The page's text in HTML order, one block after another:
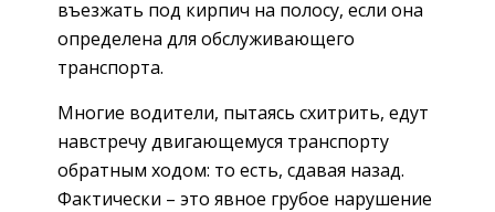
въезжать под кирпич на полосу, если она
определена для обслуживающего
транспорта.
Многие водители, пытаясь схитрить, едут
навстречу двигающемуся транспорту
обратным ходом: то есть, сдавая назад.
Фактически – это явное грубое нарушение